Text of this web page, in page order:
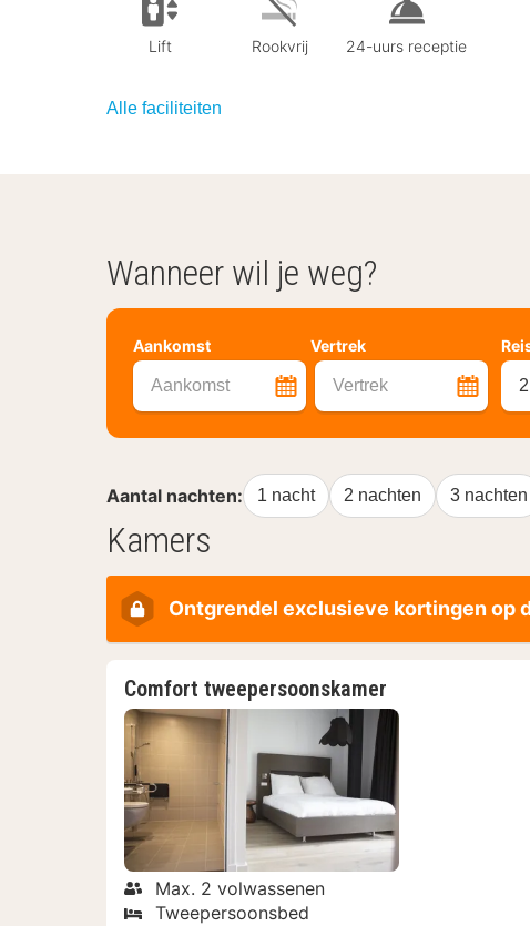
Lift Rookvrij 24-uurs receptie
Alle faciliteiten
Wanneer wil je weg?
Aankomst Vertrek
Aankomst Vertrek
Aantal nachten: 1 nacht 2 nachten 3 nachten
Kamers
Ontgrendel exclusieve kortingen op
Comfort tweepersoonskamer
Max. 2 volwassenen
Tweepersoonsbed